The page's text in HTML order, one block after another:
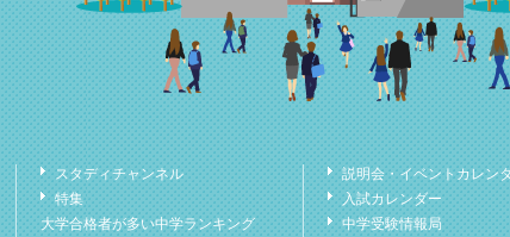
スタディチャンネル
特集
大学合格者が多い中学ランキング
説明会・イベントカレン
入試カレンダー
中学受験情報局